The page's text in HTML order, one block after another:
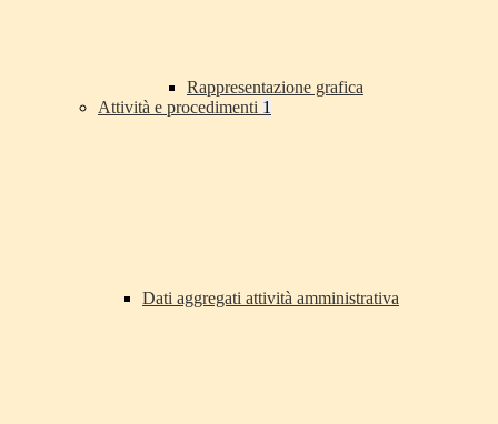
Rappresentazione grafica
Attività e procedimenti 1
Dati aggregati attività amministrativa